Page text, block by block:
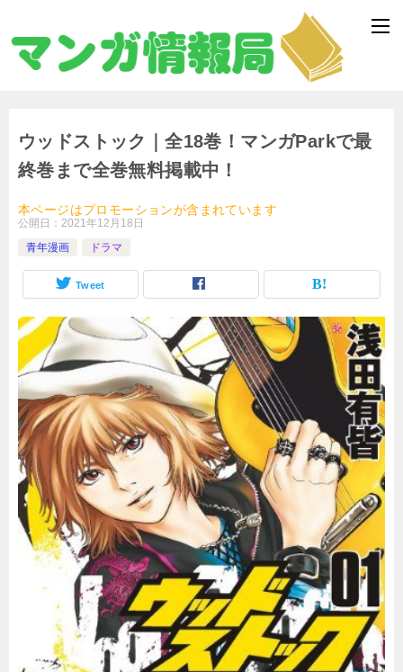
ウッドストック｜全18巻！マンガParkで最
終巻まで全巻無料掲載中！
本ページはプロモーションが含まれています
公開日： 2021年12月18日
青年漫画
ドラマ
Tweet